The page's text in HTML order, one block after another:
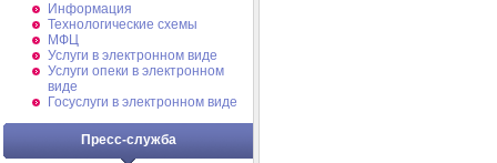
Информация
Технологические схемы
МФЦ
Услуги в электронном виде
Услуги опеки в электронном
виде
Госуслуги в электронном виде
Пресс-служба